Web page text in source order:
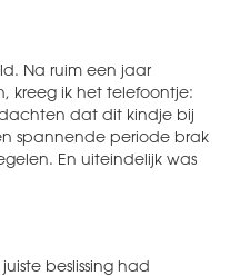
Na ruim een jaar
kreeg ik het telefoontje:
dat dit kindje bij
spannende periode brak
En uiteindelijk was
beslissing had